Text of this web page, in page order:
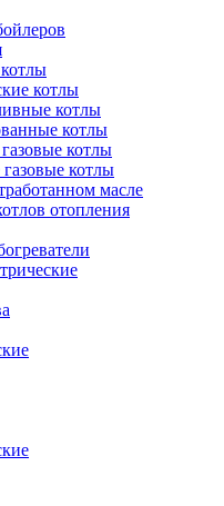
котлы
котлы
котлы
котлы
котлы
масле
отопления